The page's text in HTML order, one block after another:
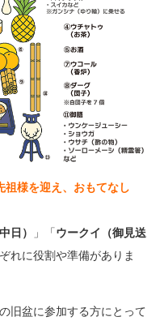
様を迎え、おもてなし
日） 」「ウークイ（御見送
れに役割や準備がありま
旧盆に参加する方にとって